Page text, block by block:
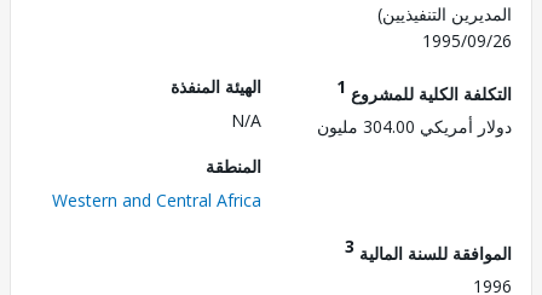
التنفيذيين)
1995/
الكلية للمشروع1
304.00 مليون
الهيئة المنفذة
Western and Central Africa
للسنة المالية3